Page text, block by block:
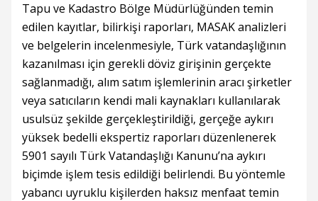
Tapu ve Kadastro Bölge Müdürlüğünden temin
edilen kayıtlar, bilirkişi raporları, MASAK analizleri
ve belgelerin incelenmesiyle, Türk vatandaşlığının
kazanılması için gerekli döviz girişinin gerçekte
sağlanmadığı, alım satım işlemlerinin aracı şirketler
veya satıcıların kendi mali kaynakları kullanılarak
usulsüz şekilde gerçekleştirildiği, gerçeğe aykırı
yüksek bedelli ekspertiz raporları düzenlenerek
5901 sayılı Türk Vatandaşlığı Kanunu’na aykırı
biçimde işlem tesis edildiği belirlendi. Bu yöntemle
yabancı uyruklu kişilerden haksız menfaat temin